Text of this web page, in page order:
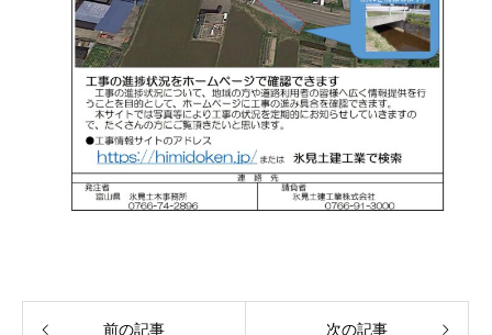
前の記事 次の記事